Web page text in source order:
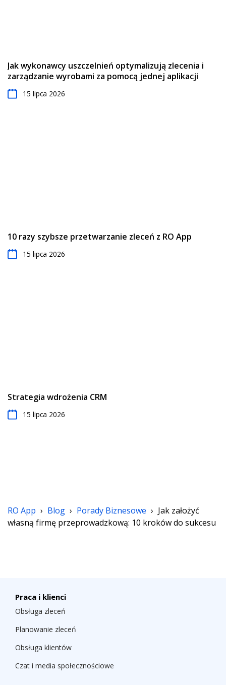
Jak wykonawcy uszczelnień optymalizują zlecenia i
zarządzanie wyrobami za pomocą jednej aplikacji
15 lipca 2026
10 razy szybsze przetwarzanie zleceń z RO App
15 lipca 2026
Strategia wdrożenia CRM
15 lipca 2026
RO App › Blog › Porady Biznesowe › Jak założyć
własną firmę przeprowadzkową: 10 kroków do sukcesu
Praca i klienci
Obsługa zleceń
Planowanie zleceń
Obsługa klientów
Czat i media społecznościowe